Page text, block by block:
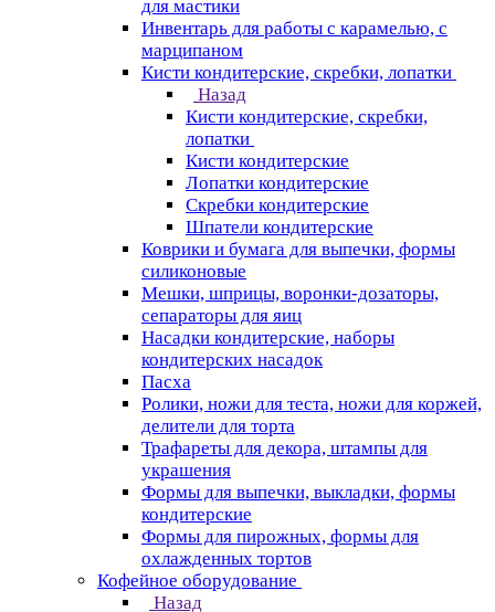
для мастики
Инвентарь для работы с карамелью, с
марципаном
Кисти кондитерские, скребки, лопатки
Назад
Кисти кондитерские, скребки,
лопатки
Кисти кондитерские
Лопатки кондитерские
Скребки кондитерские
Шпатели кондитерские
Коврики и бумага для выпечки, формы
силиконовые
Мешки, шприцы, воронки-дозаторы,
сепараторы для яиц
Насадки кондитерские, наборы
кондитерских насадок
Пасха
Ролики, ножи для теста, ножи для коржей,
делители для торта
Трафареты для декора, штампы для
украшения
Формы для выпечки, выкладки, формы
кондитерские
Формы для пирожных, формы для
охлажденных тортов
Кофейное оборудование
Назад